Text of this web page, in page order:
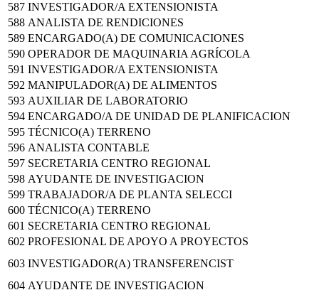
587 INVESTIGADOR/A EXTENSIONISTA
588 ANALISTA DE RENDICIONES
589 ENCARGADO(A) DE COMUNICACIONES
590 OPERADOR DE MAQUINARIA AGRÍCOLA
591 INVESTIGADOR/A EXTENSIONISTA
592 MANIPULADOR(A) DE ALIMENTOS
593 AUXILIAR DE LABORATORIO
594 ENCARGADO/A DE UNIDAD DE PLANIFICACION
595 TÉCNICO(A) TERRENO
596 ANALISTA CONTABLE
597 SECRETARIA CENTRO REGIONAL
598 AYUDANTE DE INVESTIGACION
599 TRABAJADOR/A DE PLANTA SELECCI
600 TÉCNICO(A) TERRENO
601 SECRETARIA CENTRO REGIONAL
602 PROFESIONAL DE APOYO A PROYECTOS
603 INVESTIGADOR(A) TRANSFERENCIST
604 AYUDANTE DE INVESTIGACION